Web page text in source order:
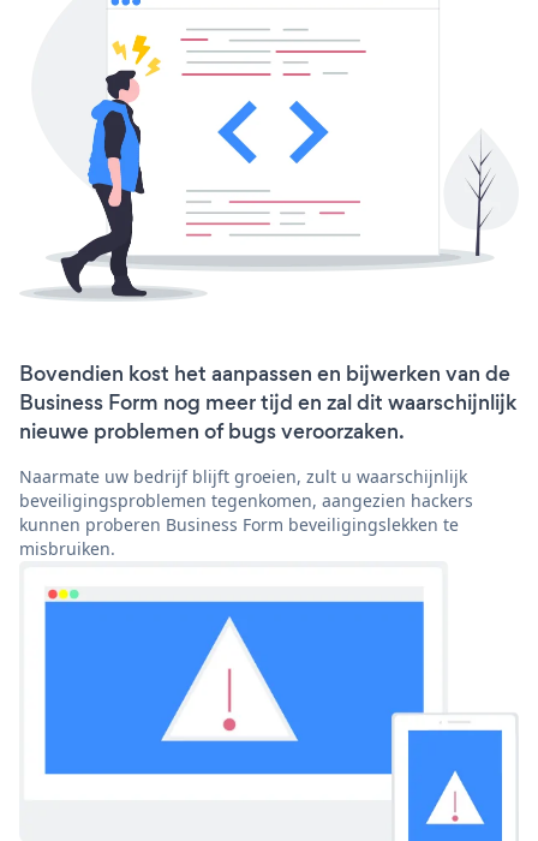
Bovendien kost het aanpassen en bijwerken van de
Business Form nog meer tijd en zal dit waarschijnlijk
nieuwe problemen of bugs veroorzaken.
Naarmate uw bedrijf blijft groeien, zult u waarschijnlijk
beveiligingsproblemen tegenkomen, aangezien hackers
kunnen proberen Business Form beveiligingslekken te
misbruiken.